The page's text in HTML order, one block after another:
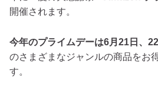
開催されます。
今年のプライムデーは6月21日、22
のさまざまなジャンルの商品をお
す。